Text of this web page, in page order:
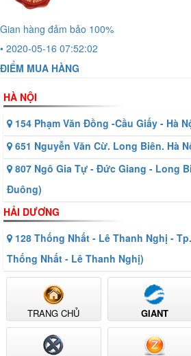
Gian hàng đảm bảo 100%
• 2020-05-16 07:52:02
ĐIỂM MUA HÀNG
HÀ NỘI
154 Phạm Văn Đồng -Cầu Giấy - Hà
651 Nguyễn Văn Cừ. Long Biên. Hà
807 Ngô Gia Tự - Đức Giang - Long
Đuông)
HẢI DƯƠNG
128 Thống Nhất - Lê Thanh Nghị -
Thống Nhất - Lê Thanh Nghị)
TRANG CHỦ GIANT